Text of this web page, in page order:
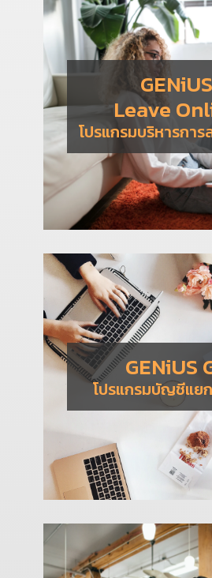
GENiUS
Leave
โปรแกรมบริหารกา
GENiUS
โปรแกรมบัญชีแย